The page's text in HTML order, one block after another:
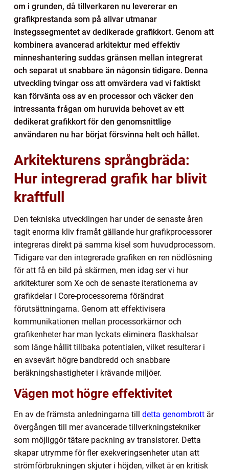
om i grunden, då tillverkaren nu levererar en
grafikprestanda som på allvar utmanar
instegssegmentet av dedikerade grafikkort. Genom att
kombinera avancerad arkitektur med effektiv
minneshantering suddas gränsen mellan integrerat
och separat ut snabbare än någonsin tidigare. Denna
utveckling tvingar oss att omvärdera vad vi faktiskt
kan förvänta oss av en processor och väcker den
intressanta frågan om huruvida behovet av ett
dedikerat grafikkort för den genomsnittlige
användaren nu har börjat försvinna helt och hållet.
Arkitekturens språngbräda:
Hur integrerad grafik har blivit
kraftfull
Den tekniska utvecklingen har under de senaste åren
tagit enorma kliv framåt gällande hur grafikprocessorer
integreras direkt på samma kisel som huvudprocessorn.
Tidigare var den integrerade grafiken en ren nödlösning
för att få en bild på skärmen, men idag ser vi hur
arkitekturer som Xe och de senaste iterationerna av
grafikdelar i Core-processorerna förändrat
förutsättningarna. Genom att effektivisera
kommunikationen mellan processorkärnor och
grafikenheter har man lyckats eliminera flaskhalsar
som länge hållit tillbaka potentialen, vilket resulterar i
en avsevärt högre bandbredd och snabbare
beräkningshastigheter i krävande miljöer.
Vägen mot högre effektivitet
En av de främsta anledningarna till detta genombrott är
övergången till mer avancerade tillverkningstekniker
som möjliggör tätare packning av transistorer. Detta
skapar utrymme för fler exekveringsenheter utan att
strömförbrukningen skjuter i höjden, vilket är en kritisk